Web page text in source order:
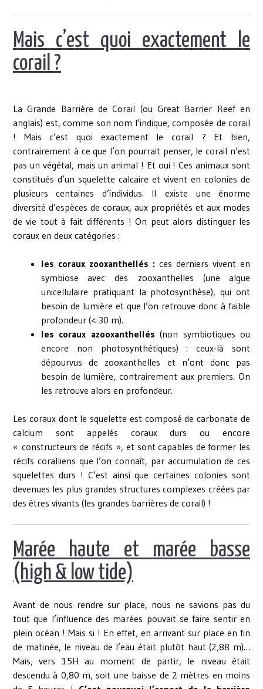
Mais c’est quoi exactement le
corail ?
La Grande Barrière de Corail (ou Great Barrier Reef en
anglais) est, comme son nom l’indique, composée de corail
! Mais c’est quoi exactement le corail ? Et bien,
contrairement à ce que l’on pourrait penser, le corail n’est
pas un végétal, mais un animal ! Et oui ! Ces animaux sont
constitués d’un squelette calcaire et vivent en colonies de
plusieurs centaines d’individus. Il existe une énorme
diversité d’espèces de coraux, aux propriétés et aux modes
de vie tout à fait différents ! On peut alors distinguer les
coraux en deux catégories :
les coraux zooxanthellés : ces derniers vivent en
symbiose avec des zooxanthelles (une algue
unicellulaire pratiquant la photosynthèse), qui ont
besoin de lumière et que l’on retrouve donc à faible
profondeur (< 30 m).
les coraux azooxanthellés (non symbiotiques ou
encore non photosynthétiques) : ceux-là sont
dépourvus de zooxanthelles et n’ont donc pas
besoin de lumière, contrairement aux premiers. On
les retrouve alors en profondeur.
Les coraux dont le squelette est composé de carbonate de
calcium sont appelés coraux durs ou encore
« constructeurs de récifs », et sont capables de former les
récifs coralliens que l’on connaît, par accumulation de ces
squelettes durs ! C’est ainsi que certaines colonies sont
devenues les plus grandes structures complexes créées par
des êtres vivants (les grandes barrières de corail) !
Marée haute et marée basse
(high & low tide)
Avant de nous rendre sur place, nous ne savions pas du
tout que l’influence des marées pouvait se faire sentir en
plein océan ! Mais si ! En effet, en arrivant sur place en fin
de matinée, le niveau de l’eau était plutôt haut (2,88 m)…
Mais, vers 15H au moment de partir, le niveau était
descendu à 0,80 m, soit une baisse de 2 mètres en moins